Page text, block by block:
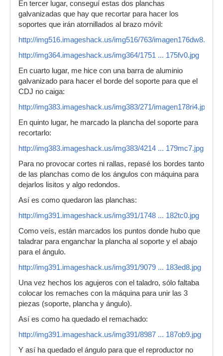
En tercer lugar, conseguí estas dos planchas
galvanizadas que hay que recortar para hacer los
soportes que irán atornillados al brazo móvil:
http://img516.imageshack.us/img516/763/imagen176dw8.jpg
http://img364.imageshack.us/img364/1751 ... 175fv0.jpg
En cuarto lugar, me hice con una barra de aluminio
galvanizado para hacer el borde del soporte para que el
CDJ no caiga:
http://img383.imageshack.us/img383/271/imagen178ri4.jpg
En quinto lugar, he marcado la plancha del soporte para
recortarlo:
http://img383.imageshack.us/img383/4214 ... 179mc7.jpg
Para no provocar cortes ni rallas, repasé los bordes tanto
de las planchas como de los ángulos con máquina para
dejarlos lisitos y algo redondos.
Así es como quedaron las planchas:
http://img391.imageshack.us/img391/1748 ... 182tc0.jpg
Como veís, están marcados los puntos donde hubo que
taladrar para enganchar la plancha al soporte y el abajo
para el ángulo.
http://img391.imageshack.us/img391/9079 ... 183ed8.jpg
Una vez hechos los agujeros con el taladro, sólo faltaba
colocar los remaches con la máquina para unir las 3
piezas (soporte, plancha y ángulo).
Así es como ha quedado el remachado:
http://img391.imageshack.us/img391/8987 ... 187ob9.jpg
Y así ha quedado el ángulo para que el reproductor no